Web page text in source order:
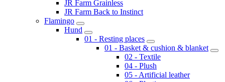
JR Farm Grainless
JR Farm Back to Instinct
Flamingo
Hund
01 - Resting places
01 - Basket & cushion & blanket
02 - Textile
04 - Plush
05 - Artificial leather